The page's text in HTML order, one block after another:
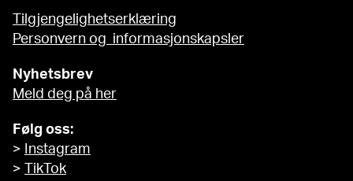
Tilgjengelighetserklæring
Personvern og informasjonskapsler
Nyhetsbrev
Meld deg på her
Følg oss:
>
Instagram
>
TikTok